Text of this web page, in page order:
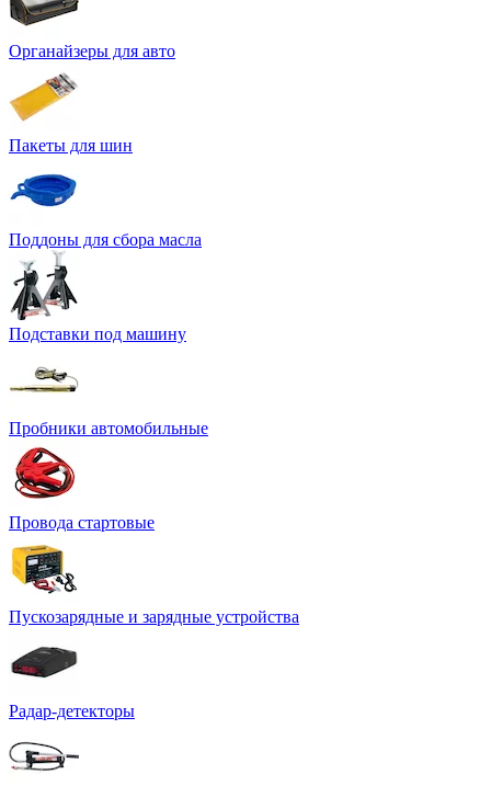
Органайзеры для авто
Пакеты для шин
Поддоны для сбора масла
Подставки под машину
Пробники автомобильные
Провода стартовые
Пускозарядные и зарядные устройства
Радар-детекторы